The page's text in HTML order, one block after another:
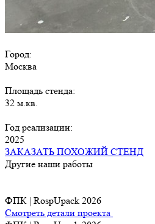
Город:
Москва
Площадь стенда:
32 м.кв.
Год реализации:
2025
ЗАКАЗАТЬ ПОХОЖИЙ СТЕНД
Другие наши работы
ФПК | RospUpack 2026
Смотреть детали проекта